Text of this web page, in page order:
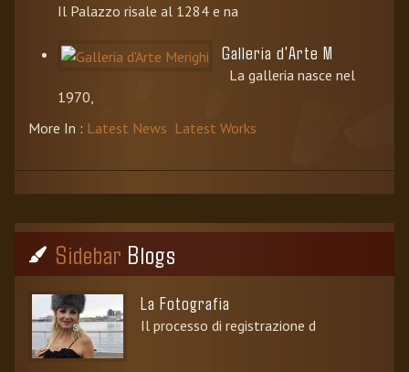
Il Palazzo risale al 1284 e na
Galleria d'Arte M
La galleria nasce nel
1970,
More In : Latest News Latest Works
Sidebar Blogs
La Fotografia
Il processo di registrazione d